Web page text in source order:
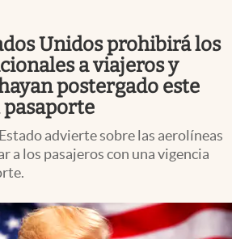
Unidos prohibirá los
a viajeros y
postergado este
advierte sobre las aerolíneas
a los pasajeros con una vigencia